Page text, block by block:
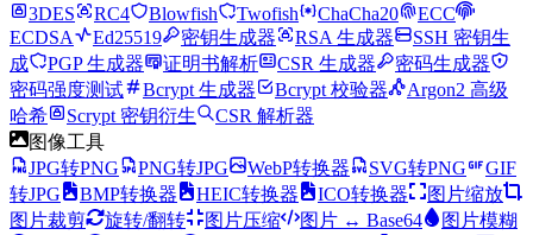
3DES
RC4 Blowfish Twofish ChaCha20
ECC
ECDSA
Ed25519 密钥生成器 RSA 生成器
SSH 密钥生
成
PGP 生成器 证明书解析 CSR 生成器
密码生成器
密码强度测试
Bcrypt 生成器 Bcrypt 校验器
Argon2 高级
哈希
Scrypt 密钥衍生
CSR 解析器
图像工具
JPG转PNG
PNG转JPG WebP转换器 SVG转PNG
GIF
转JPG
BMP转换器 HEIC转换器 ICO转换器
图片缩放
图片裁剪
旋转/翻转 图片压缩 图片 ↔ Base64
图片模糊